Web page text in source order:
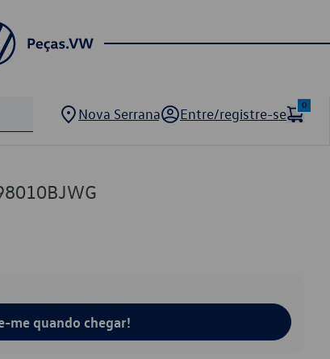
Nova Serrana Entre/registre-se
0
me quando chegar!